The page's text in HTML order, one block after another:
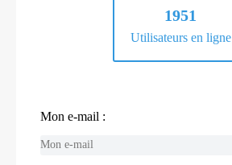
1951
Utilisateurs en ligne
Mon e-mail :